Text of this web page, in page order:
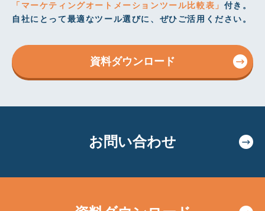
「マーケティングオートメーションツール比較表」 付き。
自社にとって最適なツール選びに、ぜひご活用ください。
資料ダウンロード
お問い合わせ